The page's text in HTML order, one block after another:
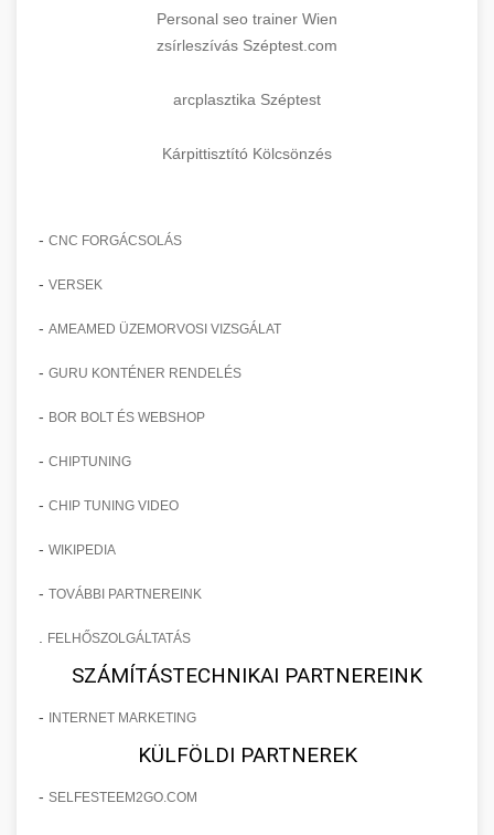
Personal seo trainer Wien
zsírleszívás Széptest.com
arcplasztika Széptest
Kárpittisztító Kölcsönzés
- CNC FORGÁCSOLÁS
- VERSEK
- AMEAMED ÜZEMORVOSI VIZSGÁLAT
- GURU KONTÉNER RENDELÉS
- BOR BOLT ÉS WEBSHOP
- CHIPTUNING
- CHIP TUNING VIDEO
- WIKIPEDIA
- TOVÁBBI PARTNEREINK
FELHŐSZOLGÁLTATÁS
SZÁMÍTÁSTECHNIKAI PARTNEREINK
- INTERNET MARKETING
KÜLFÖLDI PARTNEREK
- SELFESTEEM2GO.COM